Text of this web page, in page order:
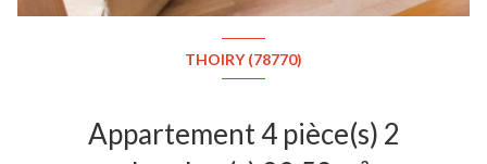
THOIRY (78770)
Appartement 4 pièce(s) 2